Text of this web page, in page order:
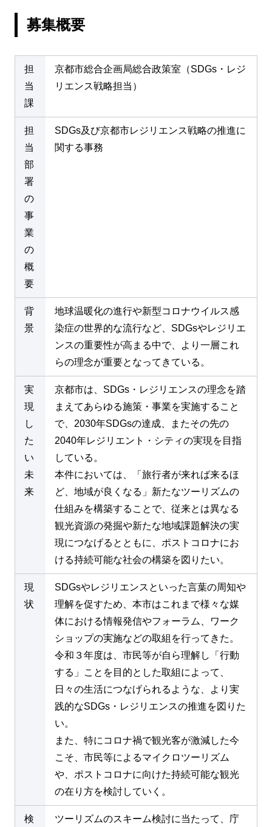
募集概要
担
当
課
京都市総合企画局総合政策室（SDGs・レジ
リエンス戦略担当）
担
当
部
署
の
事
業
の
概
要
SDGs及び京都市レジリエンス戦略の推進に
関する事務
背
景
地球温暖化の進行や新型コロナウイルス感
染症の世界的な流行など、SDGsやレジリエ
ンスの重要性が高まる中で、より一層これ
らの理念が重要となってきている。
実
現
し
た
い
未
来
京都市は、SDGs・レジリエンスの理念を踏
まえてあらゆる施策・事業を実施すること
で、2030年SDGsの達成、またその先の
2040年レジリエント・シティの実現を目指
している。
本件においては、「旅行者が来れば来るほ
ど、地域が良くなる」新たなツーリズムの
仕組みを構築することで、従来とは異なる
観光資源の発掘や新たな地域課題解決の実
現につなげるとともに、ポストコロナにお
ける持続可能な社会の構築を図りたい。
現
状
SDGsやレジリエンスといった言葉の周知や
理解を促すため、本市はこれまで様々な媒
体における情報発信やフォーラム、ワーク
ショップの実施などの取組を行ってきた。
令和３年度は、市民等が自ら理解し「行動
する」ことを目的とした取組によって、
日々の生活につなげられるような、より実
践的なSDGs・レジリエンスの推進を図りた
い。
また、特にコロナ禍で観光客が激減した今
こそ、市民等によるマイクロツーリズム
や、ポストコロナに向けた持続可能な観光
の在り方を検討していく。
検 ツーリズムのスキーム検討に当たって、庁